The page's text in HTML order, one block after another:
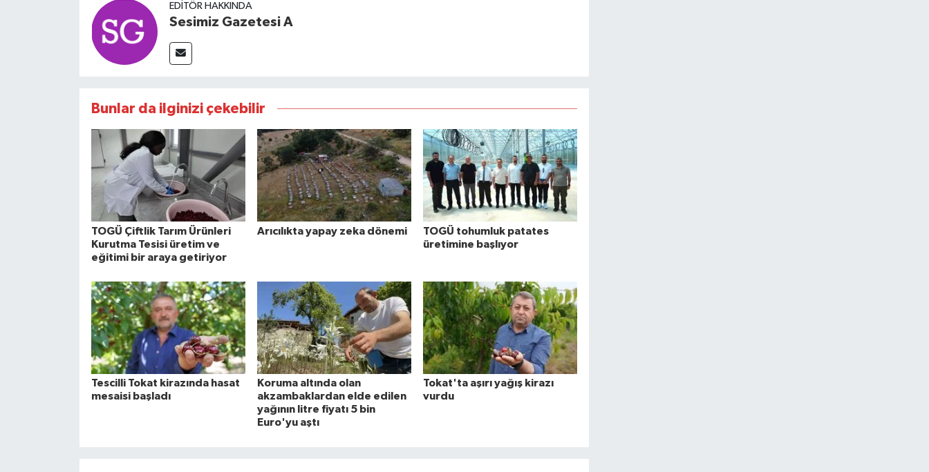
EDITÖR HAKKINDA
Sesimiz Gazetesi A
Bunlar da ilginizi çekebilir
TOGÜ Çiftlik Tarım Ürünleri
Kurutma Tesisi üretim ve
eğitimi bir araya getiriyor
Arıcılıkta yapay zeka dönemi
TOGÜ tohumluk patates
üretimine başlıyor
Tescilli Tokat kirazında hasat
mesaisi başladı
Koruma altında olan
akzambaklardan elde edilen
yağının litre fiyatı 5 bin
Euro'yu aştı
Tokat'ta aşırı yağış kirazı
vurdu